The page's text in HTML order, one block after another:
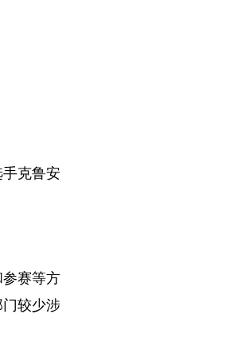
克鲁安
赛等方
较少涉